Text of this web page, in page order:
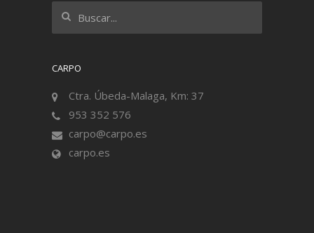
CARPO
Ctra. Úbeda-Malaga, Km: 37
953 352 576
carpo@carpo.es
carpo.es